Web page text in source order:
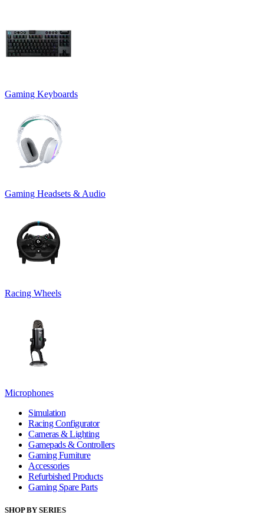
Gaming Keyboards
Gaming Headsets & Audio
Racing Wheels
Microphones
Simulation
Racing Configurator
Cameras & Lighting
Gamepads & Controllers
Gaming Furniture
Accessories
Refurbished Products
Gaming Spare Parts
SHOP BY SERIES